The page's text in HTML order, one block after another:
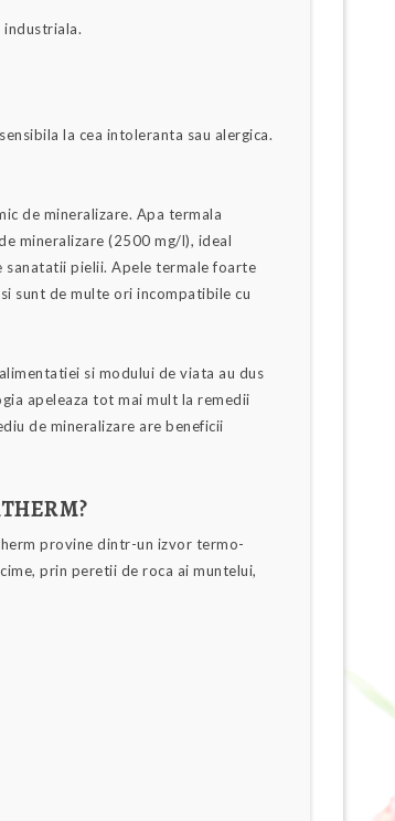
industriala.
la cea intoleranta sau alergica.
de mineralizare. Apa termala
mineralizare (2500 mg/l), ideal
sanatatii pielii. Apele termale foarte
sunt de multe ori incompatibile cu
si modului de viata au dus
apeleaza tot mai mult la remedii
de mineralizare are beneficii
provine dintr-un izvor termo-
prin peretii de roca ai muntelui,